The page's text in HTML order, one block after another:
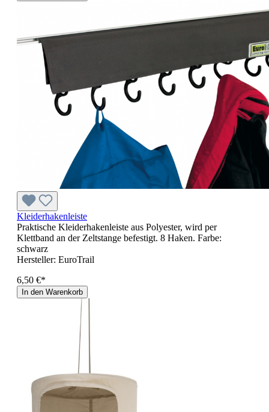
Kleiderhakenleiste
Praktische Kleiderhakenleiste aus Polyester, wird per
Klettband an der Zeltstange befestigt. 8 Haken. Farbe:
schwarz
Hersteller: EuroTrail
6,50 €*
In den Warenkorb